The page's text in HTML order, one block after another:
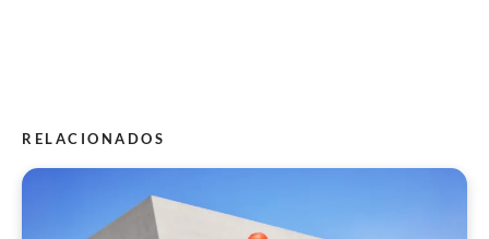
RELACIONADOS